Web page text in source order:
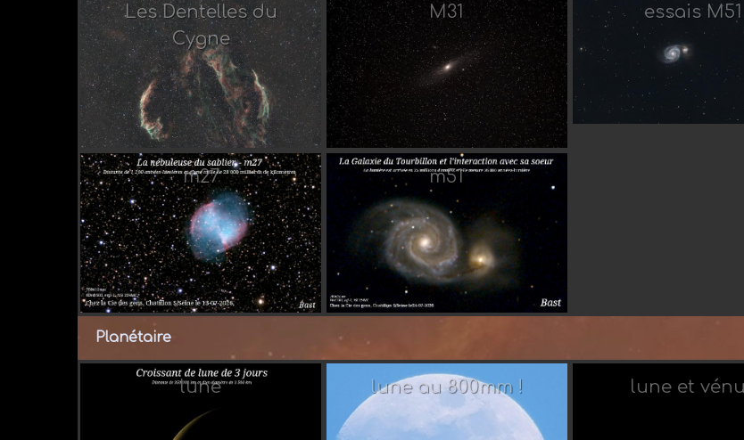
Les Dentelles du
Cygne
Par Astronono
M31
Par casper07
essais M51
m27
Par Romehal
m51
Planétaire
lune
Par Romehal
lune au 800mm ! lune et